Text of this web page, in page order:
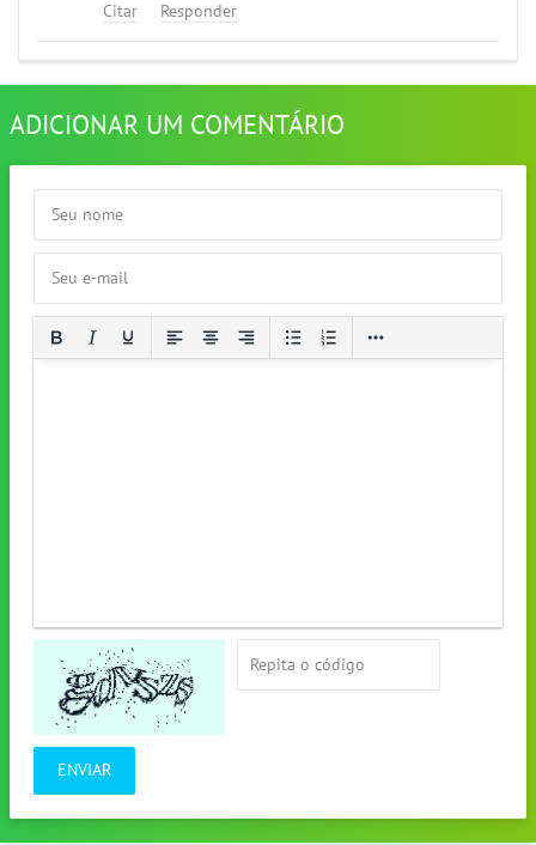
Citar
Responder
ADICIONAR UM COMENTÁRIO
ENVIAR